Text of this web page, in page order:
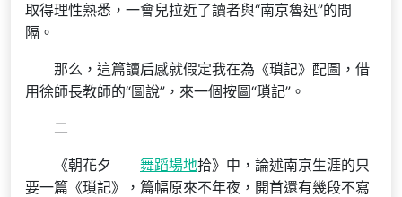
取得理性熟悉，一會兒拉近了讀者與“南京魯迅”的間
隔。
那么，這篇讀后感就假定我在為《瑣記》配圖，借
用徐師長教師的“圖說”，來一個按圖“瑣記”。
二
《朝花夕 舞蹈場地拾》中，論述南京生涯的只
要一篇《瑣記》，篇幅原來不年夜，開首還有幾段不寫